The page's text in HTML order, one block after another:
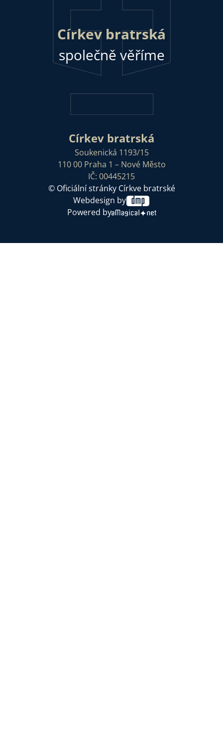
Církev bratrská
společně věříme
Církev bratrská
Soukenická 1193/15
110 00 Praha 1 – Nové Město
IČ: 00445215
© Oficiální stránky Církve bratrské
Webdesign by
Powered by